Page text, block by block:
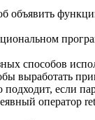
объявить
способов
выработать
если
оператор